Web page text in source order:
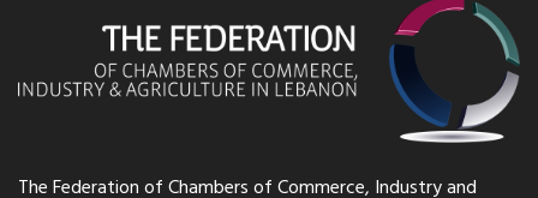
The Federation of Chambers of Commerce, Industry and